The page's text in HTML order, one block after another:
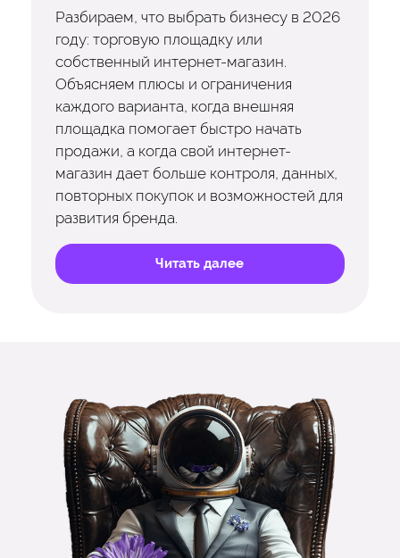
Разбираем, что выбрать бизнесу в 2026
году: торговую площадку или
собственный интернет-магазин.
Объясняем плюсы и ограничения
каждого варианта, когда внешняя
площадка помогает быстро начать
продажи, а когда свой интернет-
магазин дает больше контроля, данных,
повторных покупок и возможностей для
развития бренда.
Читать далее